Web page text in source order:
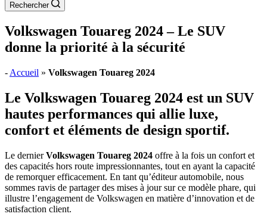
Rechercher
Volkswagen Touareg 2024 – Le SUV
donne la priorité à la sécurité
- Accueil » Volkswagen Touareg 2024
Le Volkswagen Touareg 2024 est un SUV
hautes performances qui allie luxe,
confort et éléments de design sportif.
Le dernierVolkswagen Touareg 2024 offre à la fois un confort et
des capacités hors route impressionnantes, tout en ayant la capacité
de remorquer efficacement. En tant qu’éditeur automobile, nous
sommes ravis de partager des mises à jour sur ce modèle phare, qui
illustre l’engagement de Volkswagen en matière d’innovation et de
satisfaction client.